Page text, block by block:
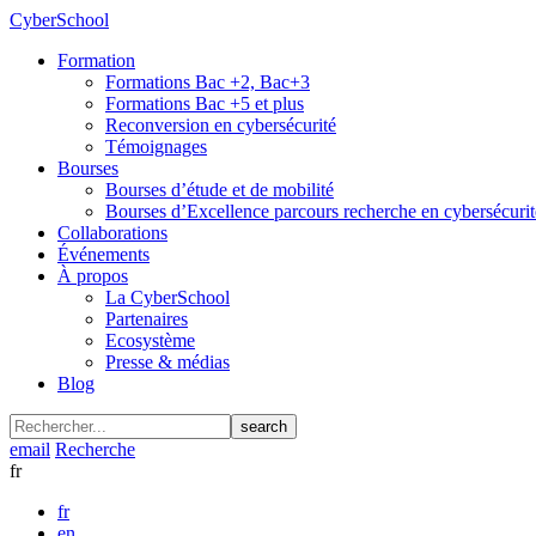
CyberSchool
Formation
Formations Bac +2, Bac+3
Formations Bac +5 et plus
Reconversion en cybersécurité
Témoignages
Bourses
Bourses d’étude et de mobilité
Bourses d’Excellence parcours recherche en
Collaborations
Événements
À propos
La CyberSchool
Partenaires
Ecosystème
Presse & médias
Blog
search
email Recherche
fr
fr